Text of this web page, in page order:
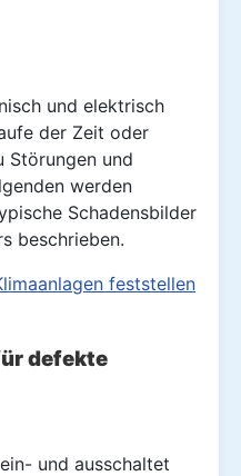
und elektrisch
der Zeit oder
Störungen und
werden
Schadensbilder
beschrieben.
defekte
und ausschaltet